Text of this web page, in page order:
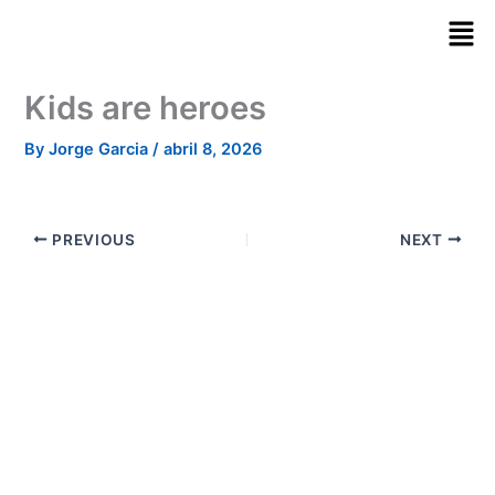
Kids are heroes
ByJorge Garcia/abril 8, 2026
PREVIOUS NEXT